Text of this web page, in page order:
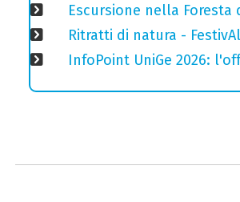
Escursione nella
Ritratti di natura -
InfoPoint UniGe 2026: